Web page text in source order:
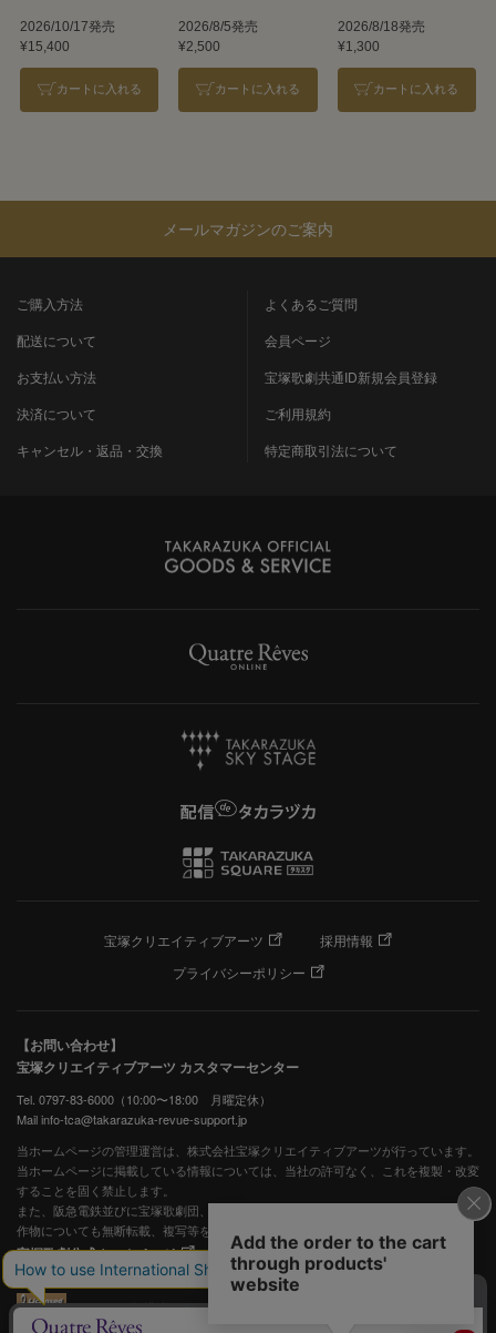
2026/10/17発売
¥15,400
カートに入れる
REVUE 2026
2026/8/5発売
¥2,500
カートに入れる
族』＜雪組＞
2026/8/18発売
¥1,300
カートに入れる
メールマガジンのご案内
ご購入方法
配送について
お支払い方法
決済について
キャンセル・返品・交換
よくあるご質問
会員ページ
宝塚歌劇共通ID新規会員登録
ご利用規約
特定商取引法について
宝塚クリエイティブアーツ
採用情報
プライバシーポリシー
【お問い合わせ】
宝塚クリエイティブアーツ カスタマーセンター
Tel. 0797-83-6000（10:00〜18:00 月曜定休）
Mail info-tca@takarazuka-revue-support.jp
当ホームページの管理運営は、株式会社宝塚クリエイティブアーツが行っています。
当ホームページに掲載している情報については、当社の許可なく、これを複製・改変
することを固く禁止します。
また、阪急電鉄並びに宝塚歌劇団、宝塚クリエイティブアーツの出版物ほか写真等著
作物についても無断転載、複写等を禁じます。
宝塚歌劇公式ホームページ
JASRAC許諾番号：S0507081515
JASRAC許諾番号：9009941002Y45040